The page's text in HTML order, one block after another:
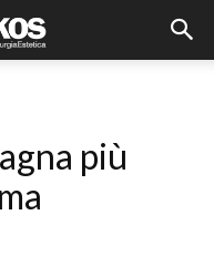
più